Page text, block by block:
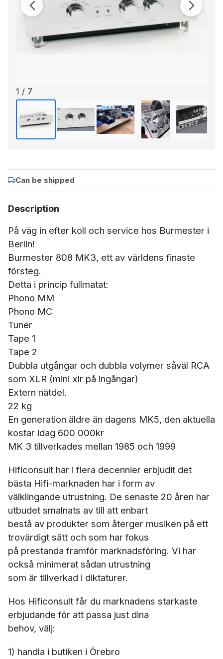
1 / 7
Can be shipped
Description
På väg in efter koll och service hos Burmester i
Berlin!
Burmester 808 MK3, ett av världens finaste
försteg.
Detta i princip fullmatat:
Phono MM
Phono MC
Tuner
Tape 1
Tape 2
Dubbla utgångar och dubbla volymer såväl RCA
som XLR (mini xlr på ingångar)
Extern nätdel.
22 kg
En generation äldre än dagens MK5, den aktuella
kostar idag 600 000kr
MK 3 tillverkades mellan 1985 och 1999
Hificonsult har i flera decennier erbjudit det
bästa Hifi-marknaden har i form av
välklingande utrustning. De senaste 20 åren har
utbudet smalnats av till att enbart
bestå av produkter som återger musiken på ett
trovärdigt sätt och som har fokus
på prestanda framför marknadsföring. Vi har
också minimerat sådan utrustning
som är tillverkad i diktaturer.
Hos Hificonsult får du marknadens starkaste
erbjudande för att passa just dina
behov, välj:
1) handla i butiken i Örebro